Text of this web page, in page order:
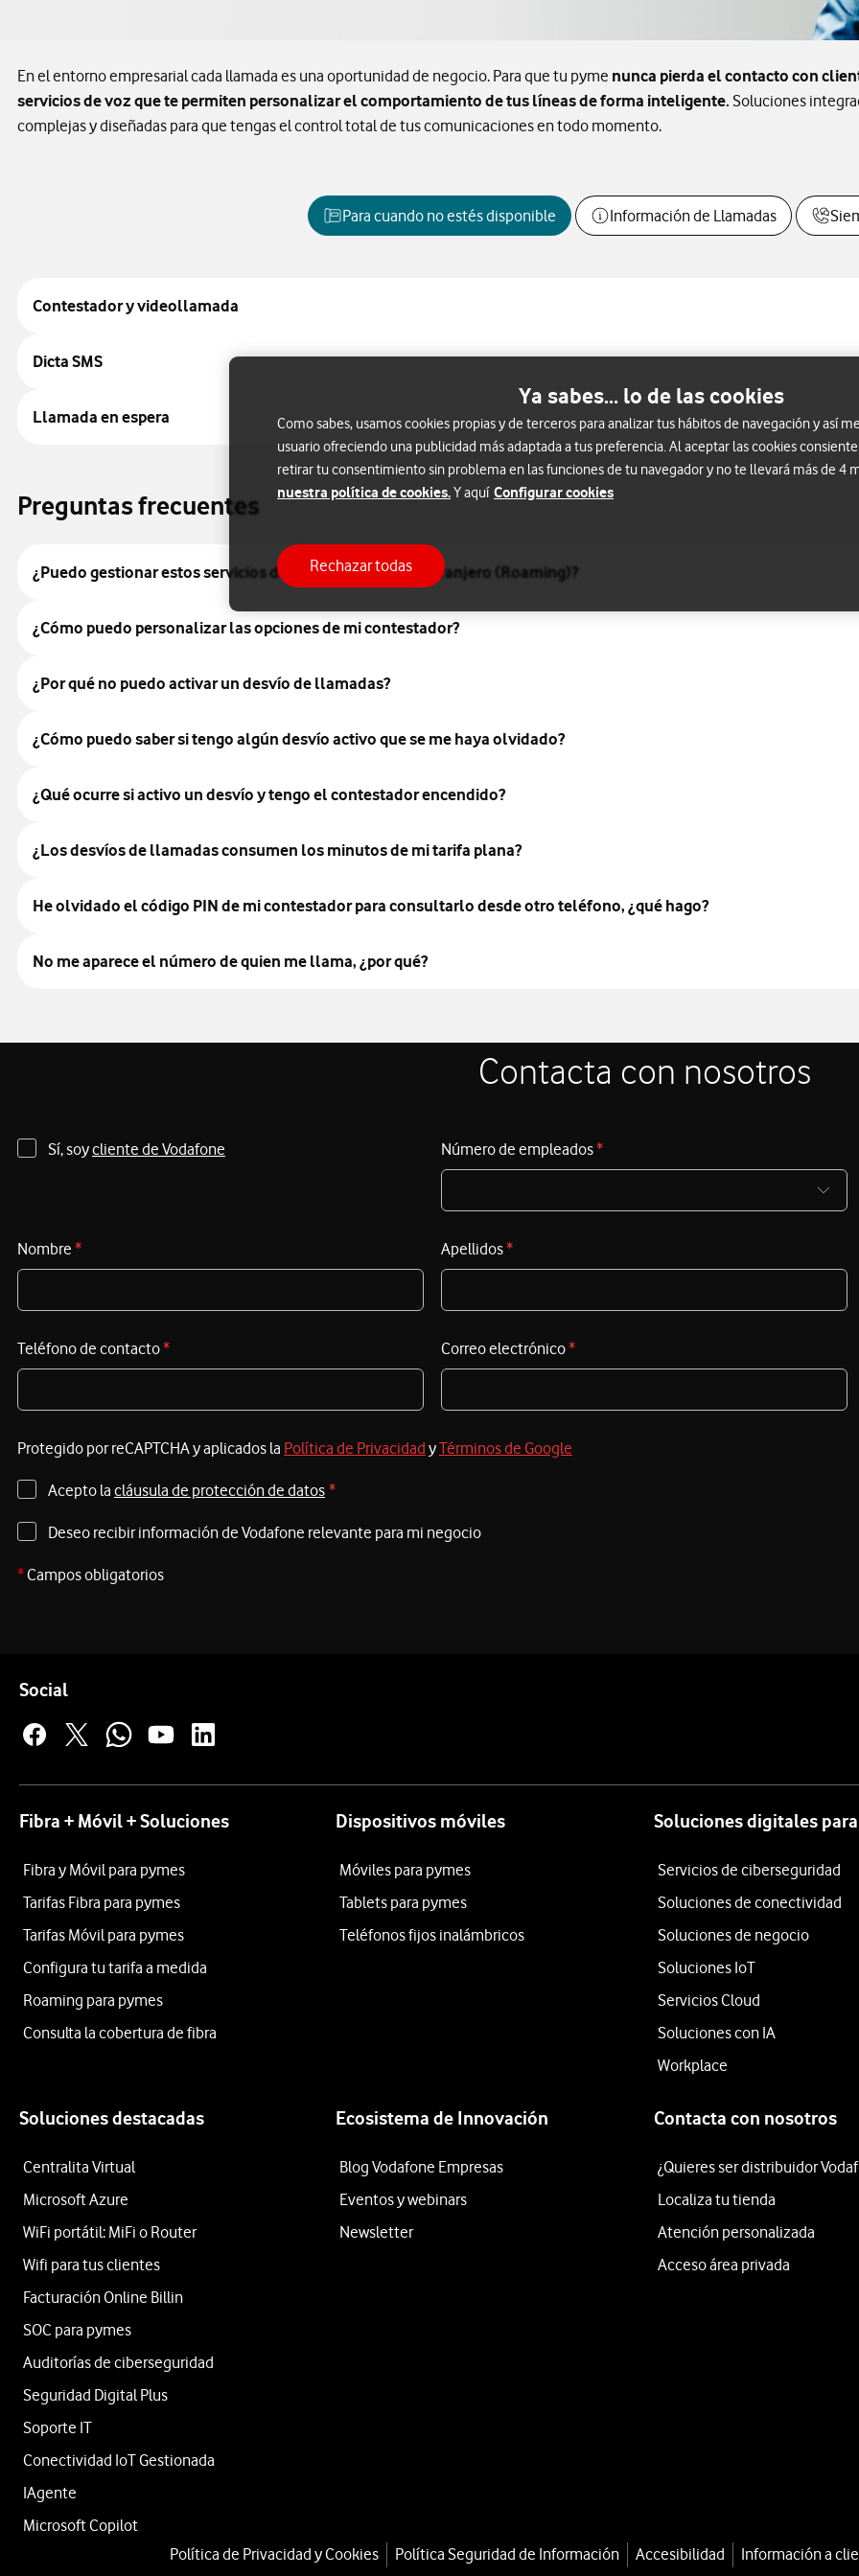
En el entorno empresarial cada llamada es una oportunidad de negocio. Para que tu pyme nunca pierda el contacto con
servicios de voz que te permiten personalizar el comportamiento de tus líneas de forma inteligente. Soluciones
complejas y diseñadas para que tengas el control total de tus comunicaciones en todo momento.
Para cuando no estés disponible Información de Llamadas
Contestador y videollamada
Dicta SMS
Llamada en espera
Preguntas frecuentes
¿Puedo gestionar estos servicios de voz si estoy en el extranjero (Roaming)?
¿Cómo puedo personalizar las opciones de mi contestador?
¿Por qué no puedo activar un desvío de llamadas?
¿Cómo puedo saber si tengo algún desvío activo que se me haya olvidado?
¿Qué ocurre si activo un desvío y tengo el contestador encendido?
¿Los desvíos de llamadas consumen los minutos de mi tarifa plana?
He olvidado el código PIN de mi contestador para consultarlo desde otro teléfono, ¿qué hago?
No me aparece el número de quien me llama, ¿por qué?
Contacta con nosotros
Sí, soycliente de Vodafone Número de empleados*
Nombre * Apellidos*
Teléfono de contacto* Correo electrónico*
Protegido por reCAPTCHA y aplicados la Política de Privacidad yTérminos de Google
Acepto la cláusula de protección de datos *
Deseo recibir información de Vodafone relevante para mi negocio
*Campos obligatorios
SocialEnlaces a las redes sociales de Vodafone
Fibra + Móvil + Soluciones
Fibra y Móvil para pymes
Tarifas Fibra para pymes
Tarifas Móvil para pymes
Configura tu tarifa a medida
Roaming para pymes
Consulta la cobertura de fibra
Dispositivos móviles
Móviles para pymes
Tablets para pymes
Teléfonos fijos inalámbricos
Soluciones digitales
Servicios de ciberseguridad
Soluciones de conectividad
Soluciones de negocio
Soluciones IoT
Servicios Cloud
Soluciones con IA
Workplace
Soluciones destacadas
Centralita Virtual
Microsoft Azure
WiFi portátil: MiFi o Router
Wifi para tus clientes
Facturación Online Billin
SOC para pymes
Auditorías de ciberseguridad
Seguridad Digital Plus
Soporte IT
Conectividad IoT Gestionada
IAgente
Microsoft Copilot
Ecosistema de Innovación
Blog Vodafone Empresas
Eventos y webinars
Newsletter
Contacta con nosotros
¿Quieres ser distribuidor
Localiza tu tienda
Atención personalizada
Acceso área privada
Política de Privacidad y Cookies Política Seguridad de Información Accesibilidad Información a
Ya sabes... lo de las cookies
Como sabes, usamos cookies propias y de terceros para analizar tus hábitos de navegación y así
usuario ofreciendo una publicidad más adaptada a tus preferencia. Al aceptar las cookies
retirar tu consentimiento sin problema en las funciones de tu navegador y no te llevará más de 4
nuestra política de cookies.Y aquí Configurar cookies
Rechazar todas